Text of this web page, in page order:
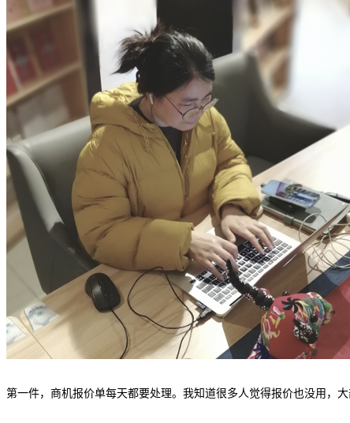
第一件，商机报价单每天都要处理。我知道很多人觉得报价也没用，